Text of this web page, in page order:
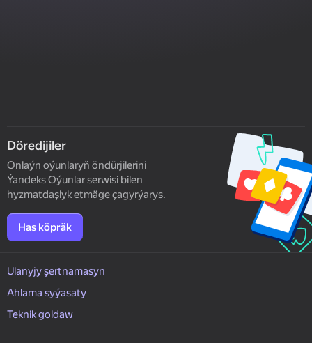
Döredijiler
Onlaýn oýunlaryň öndürjilerini
Ýandeks Oýunlar serwisi bilen
hyzmatdaşlyk etmäge çagyrýarys.
Has köpräk
Ulanyjy şertnamasyn
Ahlama syýasaty
Teknik goldaw